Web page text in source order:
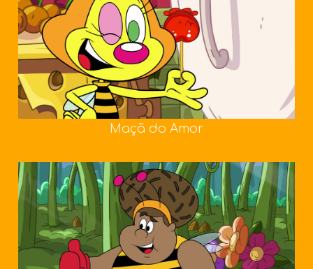
Maçã do Amor